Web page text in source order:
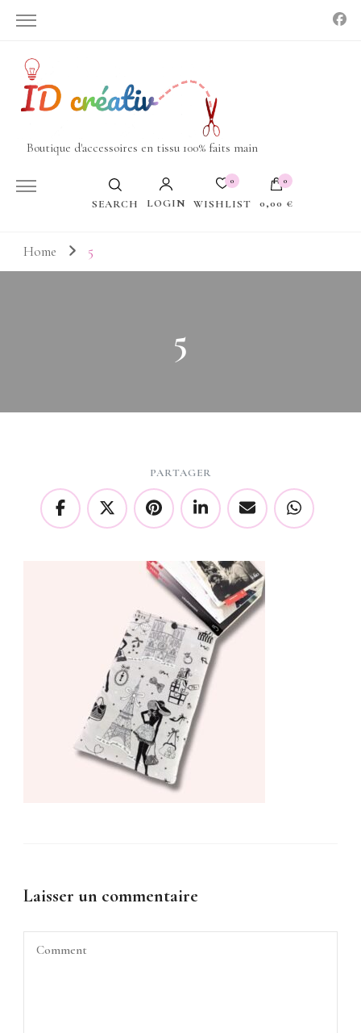
Boutique d'accessoires en tissu 100% faits main
SEARCH LOGIN
0
WISHLIST
0
0,00 €
Home 5
5
PARTAGER
Laisser un commentaire